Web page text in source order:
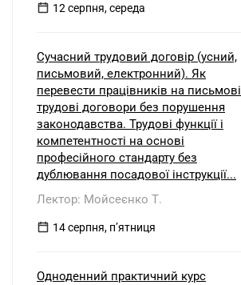
12 серпня, середа
Сучасний трудовий договір (усний,
письмовий, електронний). Як
перевести працівників на письмові
трудові договори без порушення
законодавства. Трудові функції і
компетентності на основі
професійного стандарту без
дублювання посадової інструкції...
Лектор: Мойсеєнко Т.
14 серпня, пʼятниця
Одноденний практичний курс